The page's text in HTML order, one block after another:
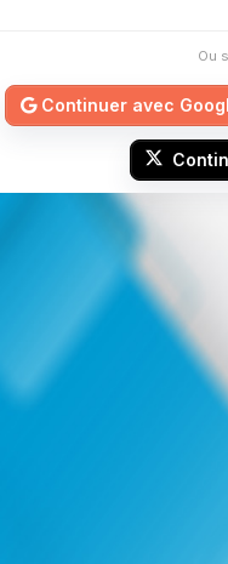
Ou
Continuer avec